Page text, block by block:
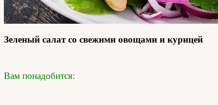
Зеленый салат со свежими овощами и курицей
Вам понадобится: